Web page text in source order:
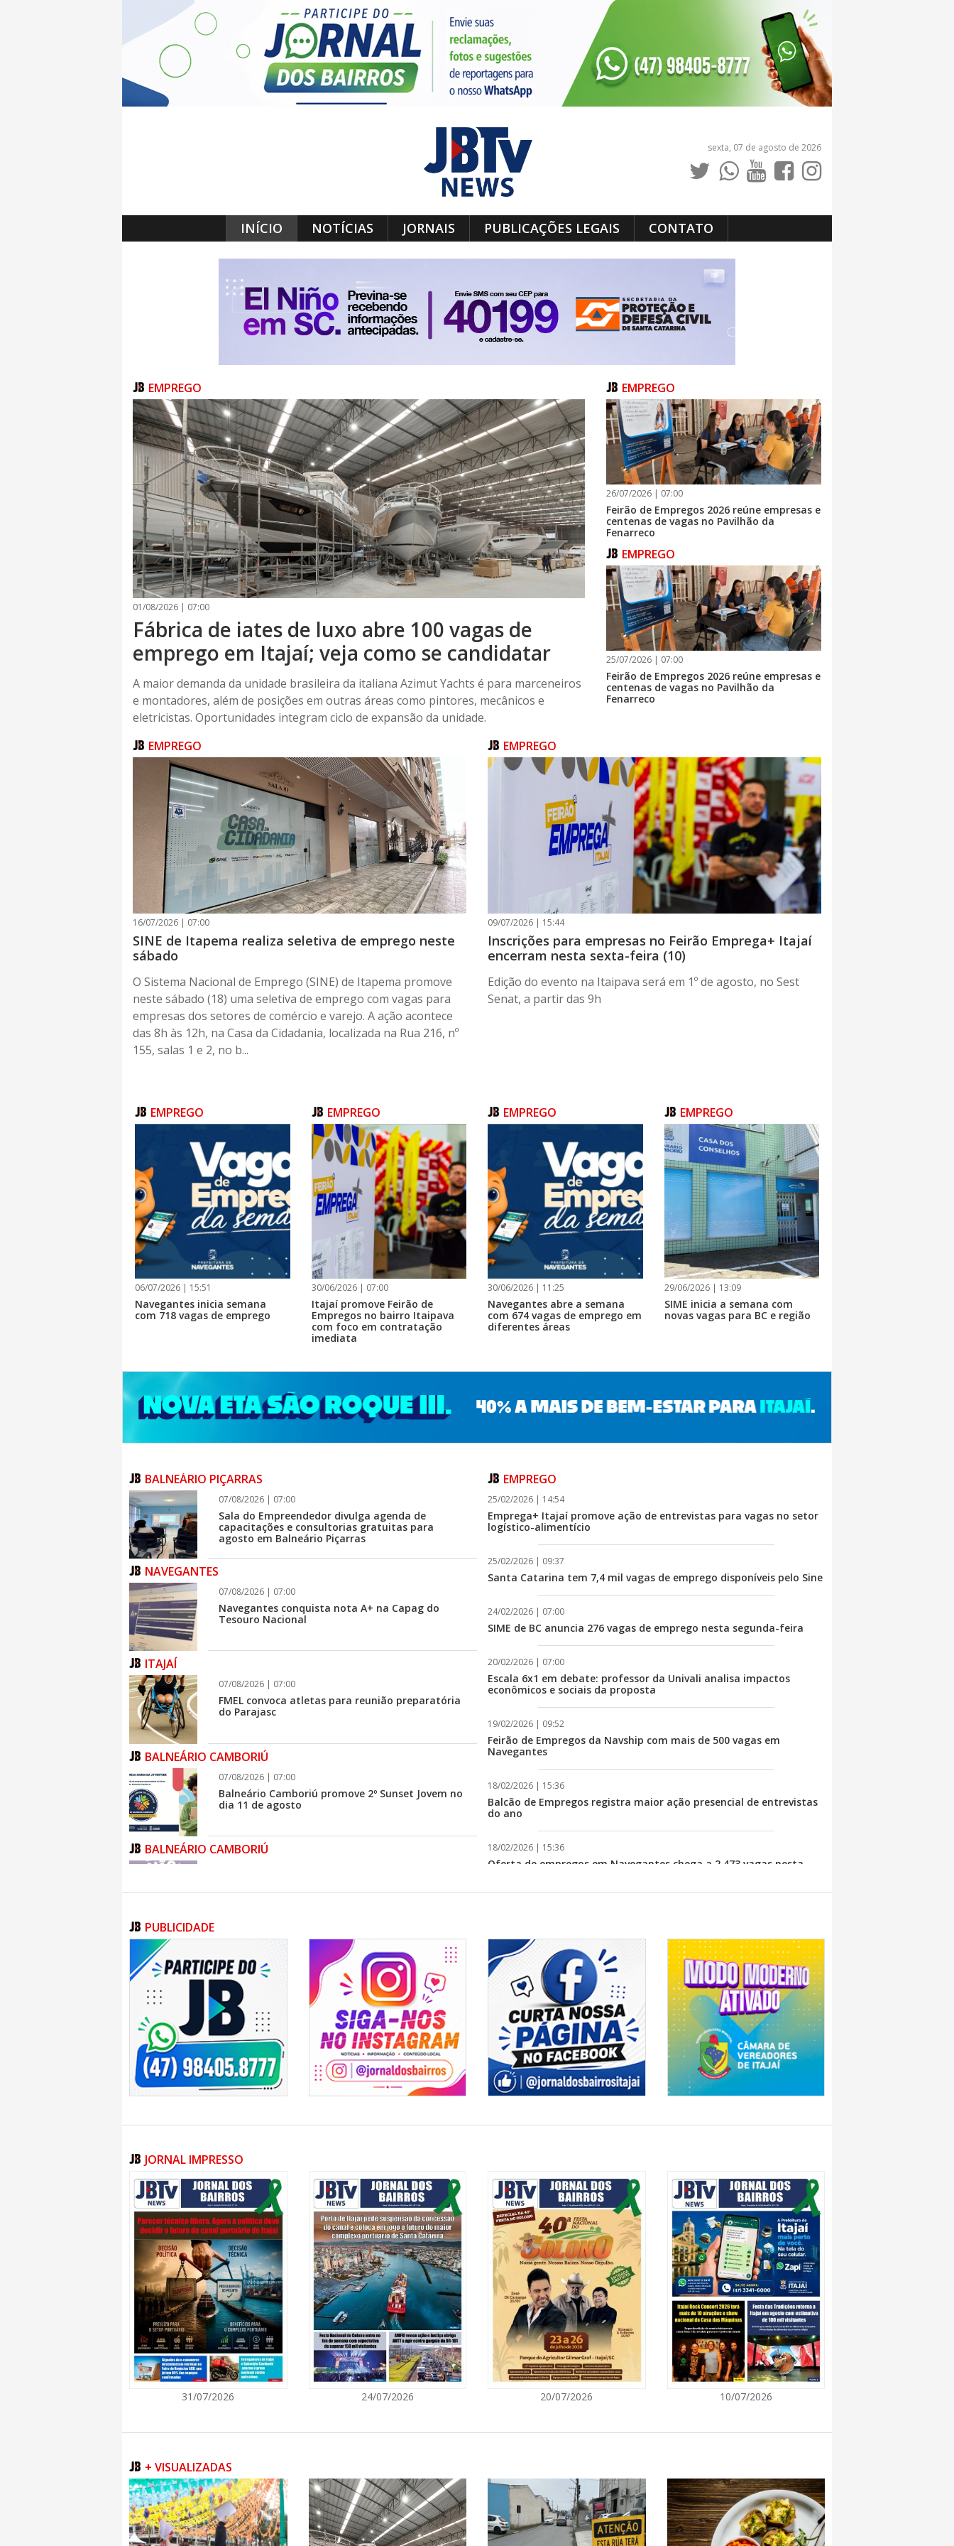
sexta, 07 de agosto de 2026
INÍCIO NOTÍCIAS JORNAIS PUBLICAÇÕES LEGAIS CONTATO
EMPREGO
01/08/2026 | 07:00
Fábrica de iates de luxo abre 100 vagas de
emprego em Itajaí; veja como se candidatar
A maior demanda da unidade brasileira da italiana Azimut Yachts é para marceneiros
e montadores, além de posições em outras áreas como pintores, mecânicos e
eletricistas. Oportunidades integram ciclo de expansão da unidade.
EMPREGO
26/07/2026 | 07:00
Feirão de Empregos 2026 reúne empresas e
centenas de vagas no Pavilhão da
Fenarreco
EMPREGO
25/07/2026 | 07:00
Feirão de Empregos 2026 reúne empresas e
centenas de vagas no Pavilhão da
Fenarreco
EMPREGO
16/07/2026 | 07:00
SINE de Itapema realiza seletiva de emprego neste
sábado
O Sistema Nacional de Emprego (SINE) de Itapema promove
neste sábado (18) uma seletiva de emprego com vagas para
empresas dos setores de comércio e varejo. A ação acontece
das 8h às 12h, na Casa da Cidadania, localizada na Rua 216, nº
155, salas 1 e 2, no b...
EMPREGO
09/07/2026 | 15:44
Inscrições para empresas no Feirão Emprega+ Itajaí
encerram nesta sexta-feira (10)
Edição do evento na Itaipava será em 1º de agosto, no Sest
Senat, a partir das 9h
EMPREGO
06/07/2026 | 15:51
Navegantes inicia semana
com 718 vagas de emprego
EMPREGO
30/06/2026 | 07:00
Itajaí promove Feirão de
Empregos no bairro Itaipava
com foco em contratação
imediata
EMPREGO
30/06/2026 | 11:25
Navegantes abre a semana
com 674 vagas de emprego em
diferentes áreas
EMPREGO
29/06/2026 | 13:09
SIME inicia a semana com
novas vagas para BC e região
BALNEÁRIO PIÇARRAS
07/08/2026 | 07:00
Sala do Empreendedor divulga agenda de
capacitações e consultorias gratuitas para
agosto em Balneário Piçarras
NAVEGANTES
07/08/2026 | 07:00
Navegantes conquista nota A+ na Capag do
Tesouro Nacional
ITAJAÍ
07/08/2026 | 07:00
FMEL convoca atletas para reunião preparatória
do Parajasc
BALNEÁRIO CAMBORIÚ
07/08/2026 | 07:00
Balneário Camboriú promove 2º Sunset Jovem no
dia 11 de agosto
BALNEÁRIO CAMBORIÚ
Lilás nesta sexta-feira
BALNEÁRIO CAMBORIÚ
07/08/2026 | 07:00
Baile da integração em homenagem ao Dia dos
Pais acontece nesta sexta-feira
GERAL
07/08/2026 | 07:00
ALESC: Mais de 50 projetos entram em
tramitação na Alesc nesta semana
GERAL
Falta de exames de ressonância prejudicam
ITAJAÍ
07/08/2026 | 10:16
Carreta móvel do SENAC encerra cursos de
qualificação profissional gastronômica
ITAPEMA
07/08/2026 | 10:18
Carreta Missionária disponibiliza serviços
gratuitos de saúde no Jardim Praiamar
BALNEÁRIO CAMBORIÚ
BALNEÁRIO CAMBORIÚ
07/08/2026 | 10:22
Pássaros silvestres são resgatados de cativeiro
EMPREGO
25/02/2026 | 14:54
Emprega+ Itajaí promove ação de entrevistas para vagas no setor
logístico-alimentício
25/02/2026 | 09:37
Santa Catarina tem 7,4 mil vagas de emprego disponíveis pelo Sine
24/02/2026 | 07:00
SIME de BC anuncia 276 vagas de emprego nesta segunda-feira
20/02/2026 | 07:00
Escala 6x1 em debate: professor da Univali analisa impactos
econômicos e sociais da proposta
19/02/2026 | 09:52
Feirão de Empregos da Navship com mais de 500 vagas em
Navegantes
18/02/2026 | 15:36
Balcão de Empregos registra maior ação presencial de entrevistas
do ano
18/02/2026 | 15:36
Oferta de empregos em Navegantes chega a 2.473 vagas nesta
trabalho catarinense em 2025
13/02/2026 | 07:00
Navegantes oferece 1495 vagas de emprego em diferentes setores
10/02/2026 | 11:23
Aurora Coop anuncia vagas abertas e amplia geração de empregos
no Brasil
10/02/2026 | 11:26
Emprego: Quantum Engenharia abre vagas em 5 cidades de Santa
06/02/2026 | 08:39
UniFECAF promove Mutirão de Oportunidades em Navegantes (SC)
01/02/2026 | 00:10
JBS tem 800 vagas de emprego abertas em Santa Catarina
30/01/2026 | 07:00
Oferta de empregos em Navegantes aumenta e chega a 1.400
vagas
28/01/2026 | 07:00
Sine Santa Catarina oferece mais de 9 mil vagas de emprego
setores
Santa Catarina tem 8.520 vagas de emprego disponíveis pelo Sine
19/01/2026 | 10:58
Sine SC realizou 150 mil encaminhamentos para vagas de emprego
PUBLICIDADE
JORNAL IMPRESSO
31/07/2026 24/07/2026 20/07/2026 10/07/2026
+ VISUALIZADAS